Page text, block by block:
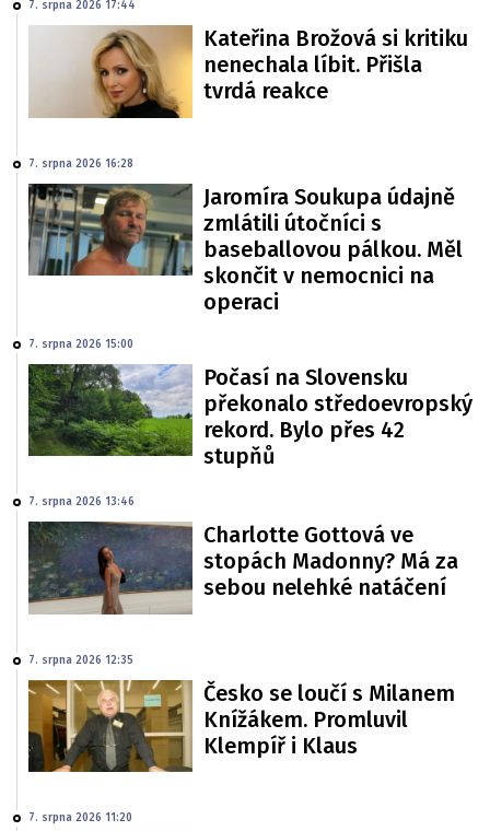
7. srpna 2026 17:44
Kateřina Brožová si kritiku
nenechala líbit. Přišla
tvrdá reakce
7. srpna 2026 16:28
Jaromíra Soukupa údajně
zmlátili útočníci s
baseballovou pálkou. Měl
skončit v nemocnici na
operaci
7. srpna 2026 15:00
Počasí na Slovensku
překonalo středoevropský
rekord. Bylo přes 42
stupňů
7. srpna 2026 13:46
Charlotte Gottová ve
stopách Madonny? Má za
sebou nelehké natáčení
7. srpna 2026 12:35
Česko se loučí s Milanem
Knížákem. Promluvil
Klempíř i Klaus
7. srpna 2026 11:20